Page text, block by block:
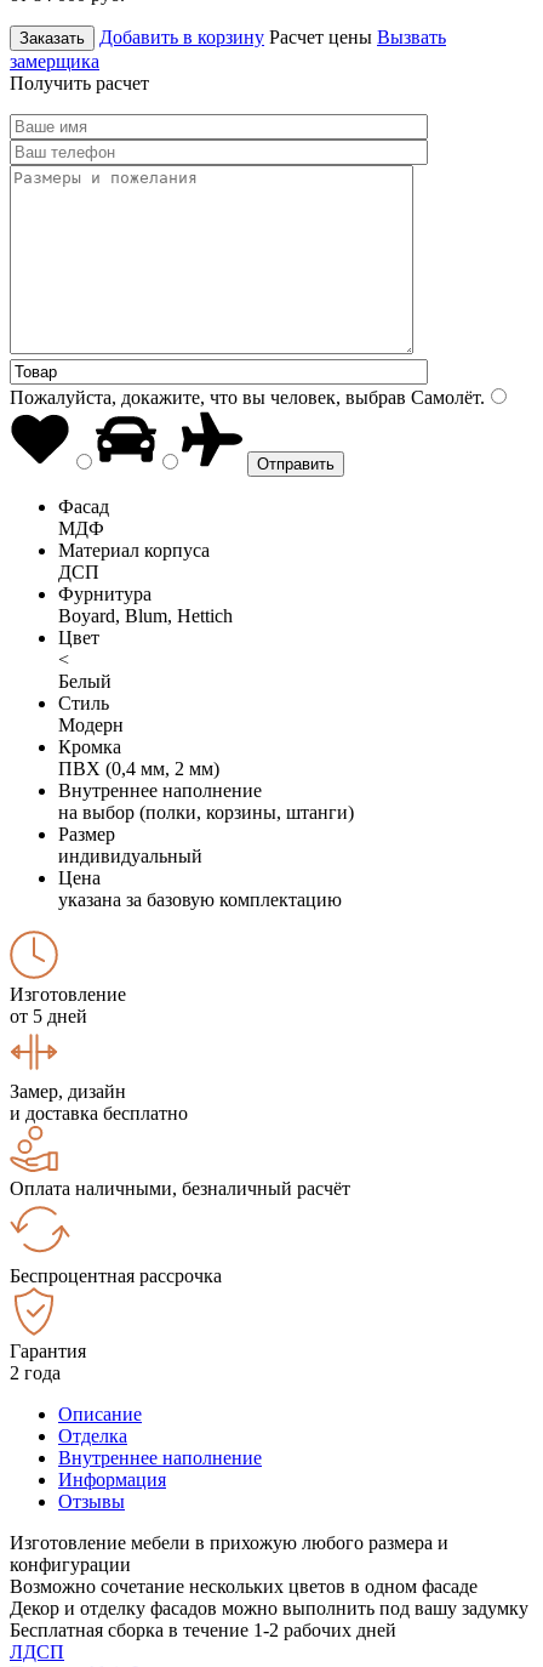
Заказать Добавить в корзину Расчет цены Вызвать
замерщика
Получить расчет
Пожалуйста, докажите, что вы человек, выбрав Самолёт.
Фасад
МДФ
Материал корпуса
ДСП
Фурнитура
Boyard, Blum, Hettich
Цвет
<
Белый
Стиль
Модерн
Кромка
ПВХ (0,4 мм, 2 мм)
Внутреннее наполнение
на выбор (полки, корзины, штанги)
Размер
индивидуальный
Цена
указана за базовую комплектацию
Изготовление
от 5 дней
Замер, дизайн
и доставка бесплатно
Оплата наличными, безналичный расчёт
Беспроцентная рассрочка
Гарантия
2 года
Описание
Отделка
Внутреннее наполнение
Информация
Отзывы
Изготовление мебели в прихожую любого размера и
конфигурации
Возможно сочетание нескольких цветов в одном фасаде
Декор и отделку фасадов можно выполнить под вашу задумку
Бесплатная сборка в течение 1-2 рабочих дней
ЛДСП